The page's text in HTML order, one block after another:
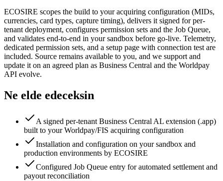
ECOSIRE scopes the build to your acquiring configuration (MIDs,
currencies, card types, capture timing), delivers it signed for per-
tenant deployment, configures permission sets and the Job Queue,
and validates end-to-end in your sandbox before go-live. Telemetry,
dedicated permission sets, and a setup page with connection test are
included. Source remains available to you, and we support and
update it on an agreed plan as Business Central and the Worldpay
API evolve.
Ne elde edeceksin
A signed per-tenant Business Central AL extension (.app)
built to your Worldpay/FIS acquiring configuration
Installation and configuration on your sandbox and
production environments by ECOSIRE
Configured Job Queue entry for automated settlement and
payout reconciliation